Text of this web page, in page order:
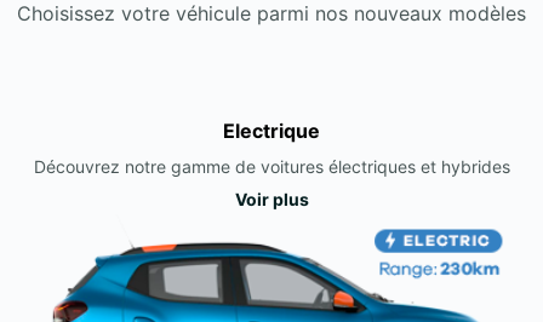
Choisissez votre véhicule parmi nos nouveaux modèles
Electrique
Découvrez notre gamme de voitures électriques et hybrides
Voir plus